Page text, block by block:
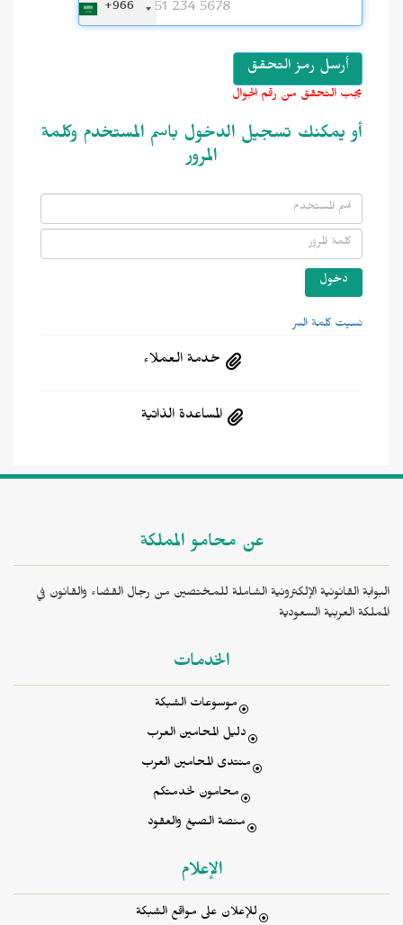
+966
يجب التحقق من رقم الجوال
أو يمكنك تسجيل الدخول باسم المستخدم وكلمة
المرور
نسيت كلمة السر
خدمة العملاء
المساعدة الذاتية
عن محامو المملكة
البوابة القانونية الإلكترونية الشاملة للمختصين من رجال القضاء والقانون في
المملكة العربية السعودية
الخدمات
موسوعات الشبكة
دليل المحامين العرب
منتدى المحامين العرب
محامون لخدمتكم
منصة الصيغ والعقود
الإعلام
للإعلان على مواقع الشبكة